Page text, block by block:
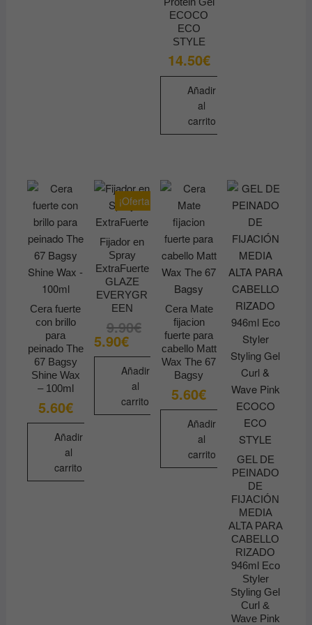
ECOCO
ECO
STYLE
14.50€
Añadir
al
carrito
Cera fuerte
con brillo
para
peinado The
67 Bagsy
Shine Wax
– 100ml
5.60€
Añadir
al
carrito
¡Oferta!
Fijador en
Spray
ExtraFuerte
GLAZE
EVERYGR
EEN
9.90€El
precio
original
era:
9.90€.
5.90€
El
precio
actual
es:
5.90€.
Añadir
al
carrito
Cera Mate
fijacion
fuerte para
cabello Matt
Wax The 67
Bagsy
5.60€
Añadir
al
carrito
GEL DE
PEINADO
DE
FIJACIÓN
MEDIA
ALTA PARA
CABELLO
RIZADO
946ml Eco
Styler
Styling Gel
Curl &
Wave Pink